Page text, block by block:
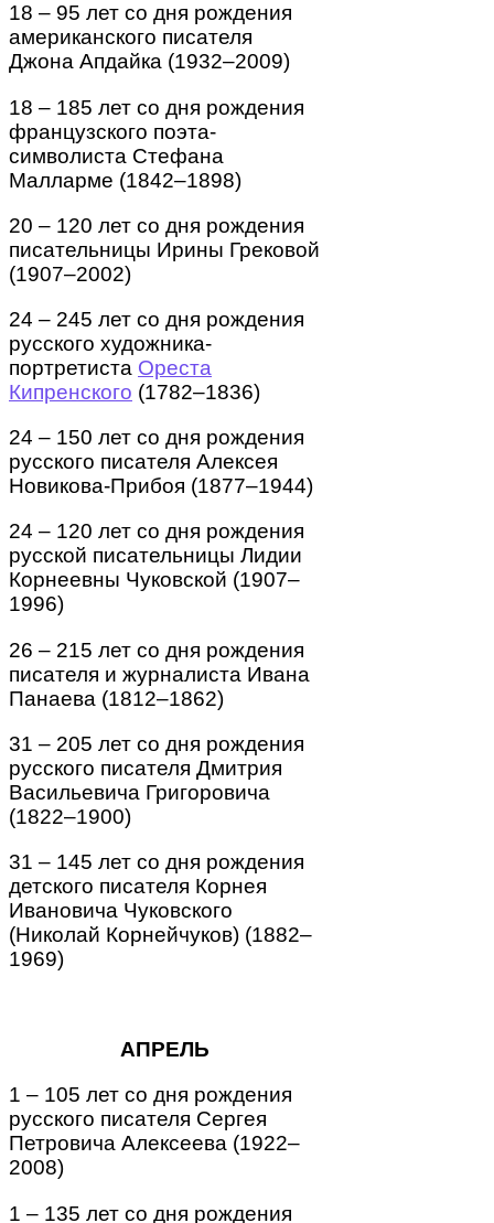
18 – 95 лет со дня рождения
американского писателя
Джона Апдайка (1932–2009)
18 – 185 лет со дня рождения
французского поэта-
символиста Стефана
Малларме (1842–1898)
20 – 120 лет со дня рождения
писательницы Ирины Грековой
(1907–2002)
24 – 245 лет со дня рождения
русского художника-
портретиста Ореста
Кипренского (1782–1836)
24 – 150 лет со дня рождения
русского писателя Алексея
Новикова-Прибоя (1877–1944)
24 – 120 лет со дня рождения
русской писательницы Лидии
Корнеевны Чуковской (1907–
1996)
26 – 215 лет со дня рождения
писателя и журналиста Ивана
Панаева (1812–1862)
31 – 205 лет со дня рождения
русского писателя Дмитрия
Васильевича Григоровича
(1822–1900)
31 – 145 лет со дня рождения
детского писателя Корнея
Ивановича Чуковского
(Николай Корнейчуков) (1882–
1969)
АПРЕЛЬ
1 – 105 лет со дня рождения
русского писателя Сергея
Петровича Алексеева (1922–
2008)
1 – 135 лет со дня рождения